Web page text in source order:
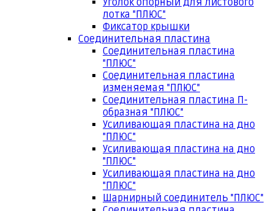
Уголок опорный для листового
лотка "ПЛЮС"
Фиксатор крышки
Соединительная пластина
Соединительная пластина
"ПЛЮС"
Соединительная пластина
изменяемая "ПЛЮС"
Соединительная пластина П-
образная "ПЛЮС"
Усиливающая пластина на дно
"ПЛЮС"
Усиливающая пластина на дно
"ПЛЮС"
Усиливающая пластина на дно
"ПЛЮС"
Шарнирный соединитель "ПЛЮС"